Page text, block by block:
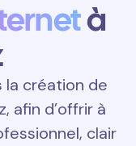
à
la création de
afin d’offrir à
clair